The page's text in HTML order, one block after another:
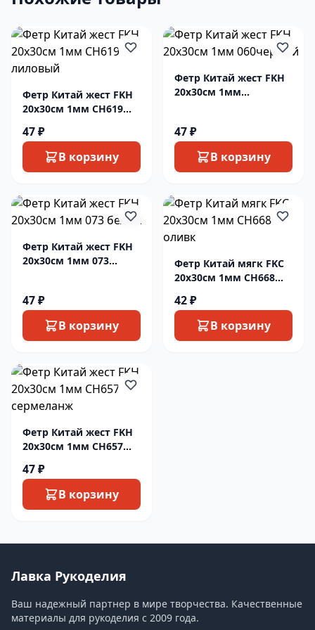
Фетр Китай жест FKH
20х30см 1мм СН619
47 ₽
В корзину
Фетр Китай жест FKH
20х30см 1мм
47 ₽
В корзину
Фетр Китай жест FKH
20х30см 1мм 073
47 ₽
В корзину
Фетр Китай мягк FKC
20х30см 1мм СН668
42 ₽
В корзину
Фетр Китай жест FKH
20х30см 1мм СН657
47 ₽
В корзину
Лавка Рукоделия
Ваш надежный партнер в мире творчества. Качественные
материалы для рукоделия с 2009 года.